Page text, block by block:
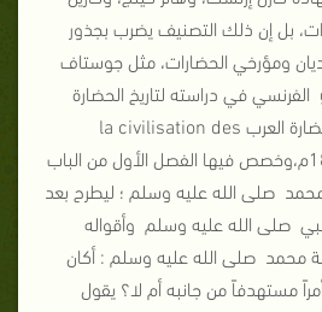
بل إن ذلك التصنيف يضرب بجذور
ومؤرخي الحضارات، مثل جوستاف
لوبون(1)gustave le bon الفرنسي في دراسته لتاريخ الحضارة
الإسلامية التي أسماها: حضارة العرب la civilisation des
arabes ونشرت عام 1884م،وخصص فيها الفصل الأول من الباب
محمد صلى الله عليه وسلم ؛ ليطرح بعد
صلى الله عليه وسلم وأقواله
محمد صلى الله عليه وسلم : أكان
مستهدفاً من جانبه أم لا؟ يقول